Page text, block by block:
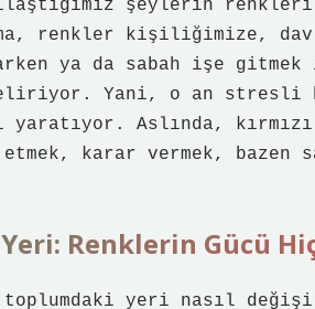
şeylerin
renkler kişiliğimize,
ya da sabah işe gitmek
Yani, o an stresli
Aslında, kırmızı
karar vermek,
Yeri: Renklerin Gücü
yeri nasıl